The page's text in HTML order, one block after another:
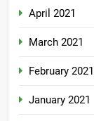
April 2021
March 2021
February 2021
January 2021